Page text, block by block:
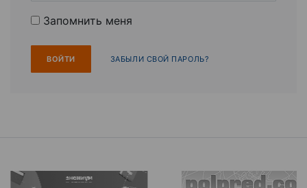
Запомнить меня
ЗАБЫЛИ СВОЙ ПАРОЛЬ?